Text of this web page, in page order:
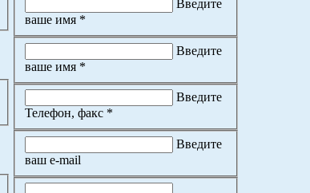
Введите
ваше имя *
Введите
ваше имя *
Введите
Телефон, факс *
Введите
ваш e-mail